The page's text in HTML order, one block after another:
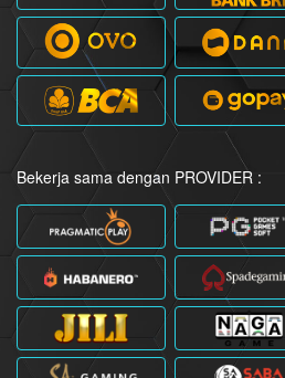
Bekerja sama dengan PROVIDER :